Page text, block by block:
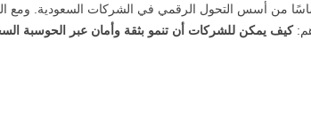
من أسس التحول الرقمي في الشركات السعودية. ومع
كيف يمكن للشركات أن تنمو بثقة وأمان عبر الحوسبة